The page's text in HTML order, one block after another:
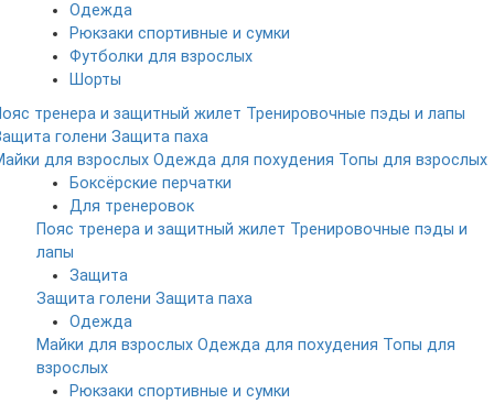
Одежда
Рюкзаки спортивные и сумки
Футболки для взрослых
Шорты
тренера и защитный жилет Тренировочные пэды и лапы
голени Защита паха
для взрослых Одежда для похудения Топы для взрослых
Боксёрские перчатки
Для тренеровок
Пояс тренера и защитный жилет Тренировочные пэды и
лапы
Защита
Защита голени Защита паха
Одежда
Майки для взрослых Одежда для похудения Топы для
взрослых
Рюкзаки спортивные и сумки